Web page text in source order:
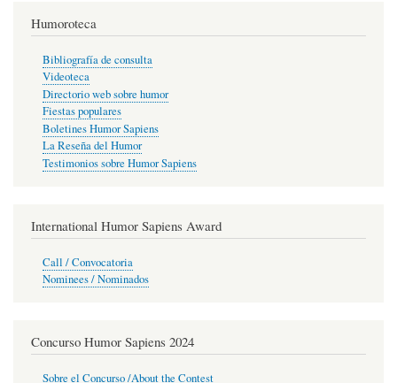
Humoroteca
Bibliografía de consulta
Videoteca
Directorio web sobre humor
Fiestas populares
Boletines Humor Sapiens
La Reseña del Humor
Testimonios sobre Humor Sapiens
International Humor Sapiens Award
Call / Convocatoria
Nominees / Nominados
Concurso Humor Sapiens 2024
Sobre el Concurso /About the Contest